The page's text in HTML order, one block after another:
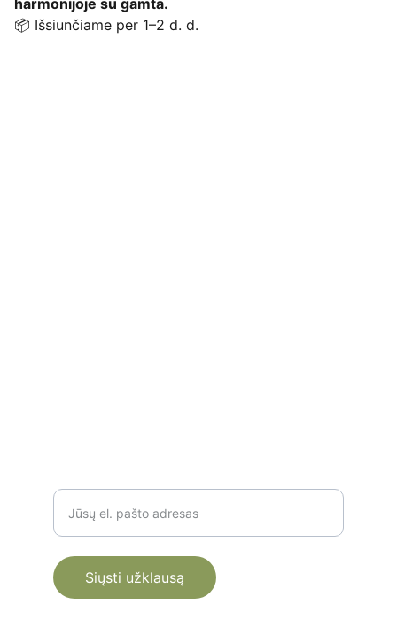
harmonijoje su gamta.
📦 Išsiunčiame per 1–2 d. d.
Siųsti užklausą